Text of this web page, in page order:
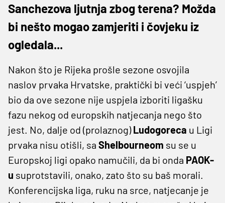
Sanchezova ljutnja zbog terena? Možda
bi nešto mogao zamjeriti i čovjeku iz
ogledala...
Nakon što je Rijeka prošle sezone osvojila
naslov prvaka Hrvatske, praktički bi veći ‘uspjeh’
bio da ove sezone nije uspjela izboriti ligašku
fazu nekog od europskih natjecanja nego što
jest. No, dalje od (prolaznog)Ludogoreca u Ligi
prvaka nisu otišli, sa Shelbourneom su se u
Europskoj ligi opako namučili, da bi onda PAOK-
u suprotstavili, onako, zato što su baš morali.
Konferencijska liga, ruku na srce, natjecanje je